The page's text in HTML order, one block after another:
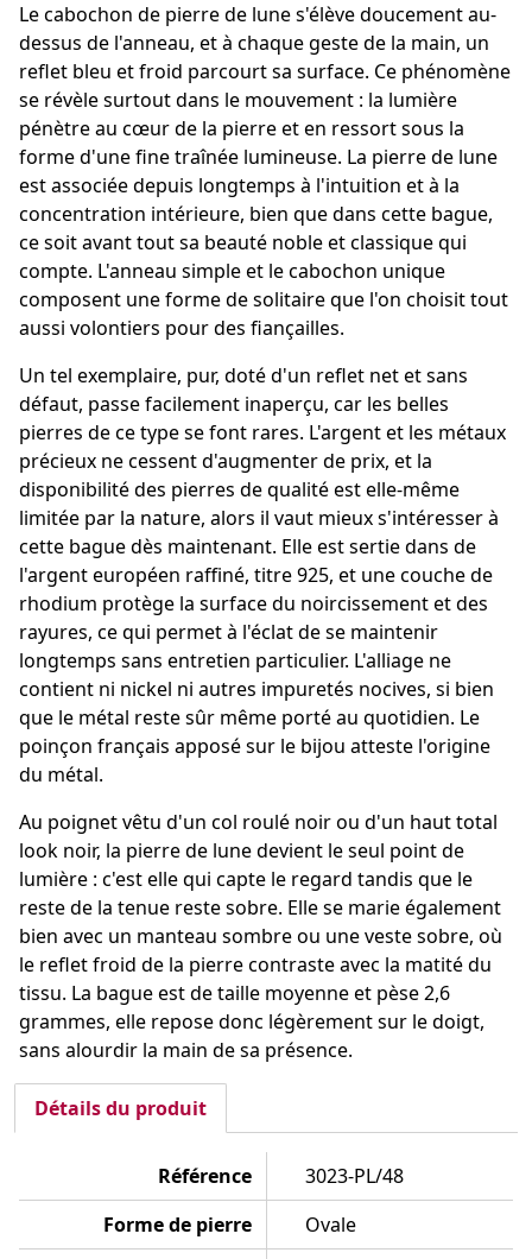
Le cabochon de pierre de lune s'élève doucement au-
dessus de l'anneau, et à chaque geste de la main, un
reflet bleu et froid parcourt sa surface. Ce phénomène
se révèle surtout dans le mouvement : la lumière
pénètre au cœur de la pierre et en ressort sous la
forme d'une fine traînée lumineuse. La pierre de lune
est associée depuis longtemps à l'intuition et à la
concentration intérieure, bien que dans cette bague,
ce soit avant tout sa beauté noble et classique qui
compte. L'anneau simple et le cabochon unique
composent une forme de solitaire que l'on choisit tout
aussi volontiers pour des fiançailles.
Un tel exemplaire, pur, doté d'un reflet net et sans
défaut, passe facilement inaperçu, car les belles
pierres de ce type se font rares. L'argent et les métaux
précieux ne cessent d'augmenter de prix, et la
disponibilité des pierres de qualité est elle-même
limitée par la nature, alors il vaut mieux s'intéresser à
cette bague dès maintenant. Elle est sertie dans de
l'argent européen raffiné, titre 925, et une couche de
rhodium protège la surface du noircissement et des
rayures, ce qui permet à l'éclat de se maintenir
longtemps sans entretien particulier. L'alliage ne
contient ni nickel ni autres impuretés nocives, si bien
que le métal reste sûr même porté au quotidien. Le
poinçon français apposé sur le bijou atteste l'origine
du métal.
Au poignet vêtu d'un col roulé noir ou d'un haut total
look noir, la pierre de lune devient le seul point de
lumière : c'est elle qui capte le regard tandis que le
reste de la tenue reste sobre. Elle se marie également
bien avec un manteau sombre ou une veste sobre, où
le reflet froid de la pierre contraste avec la matité du
tissu. La bague est de taille moyenne et pèse 2,6
grammes, elle repose donc légèrement sur le doigt,
sans alourdir la main de sa présence.
Détails du produit
Référence
3023-PL/48
Forme de pierre
Ovale